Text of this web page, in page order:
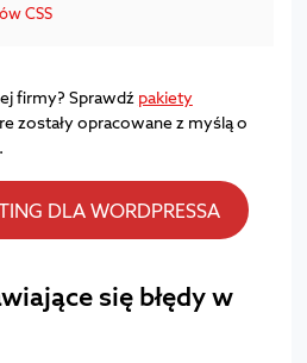
CSS
firmy? Sprawdź pakiety
zostały opracowane z myślą o
DLA WORDPRESSA
się błędy w